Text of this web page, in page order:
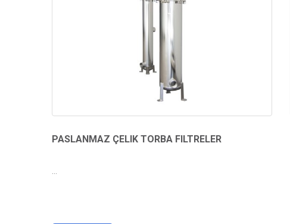
PASLANMAZ ÇELIK TORBA FILTRELER
...